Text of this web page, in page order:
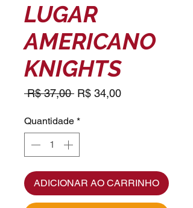
LUGAR
AMERICANO
KNIGHTS
R$ 37,00 Preço
R$ 34,00Preço
Quantidade *
ADICIONAR AO CARRINHO